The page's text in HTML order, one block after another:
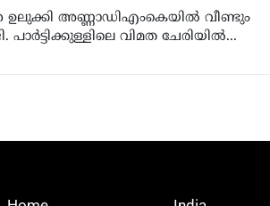
ഉലുക്കി അണ്ണാഡിഎംകെയിൽ വീണ്ടും
വിമത ചേരിയിൽ...